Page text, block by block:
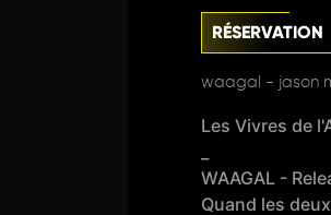
RÉSERVATION
waagal - jason
Les Vivres de
WAAGAL -
Quand les